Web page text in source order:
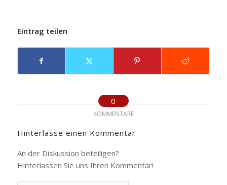
Eintrag teilen
0
KOMMENTARE
Hinterlasse einen Kommentar
An der Diskussion beteiligen?
Hinterlassen Sie uns Ihren Kommentar!